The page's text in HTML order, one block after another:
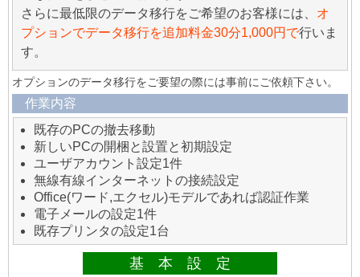
さらに最低限のデータ移行をご希望のお客様には、 オ
プションでデータ移行を追加料金30分1,000円で行いま
す。
オプションのデータ移行をご要望の際には事前にご依頼下さい。
作業内容
既存のPCの撤去移動
新しいPCの開梱と設置と初期設定
ユーザアカウント設定1件
無線有線インターネットの接続設定
Office(ワード,エクセル)モデルであれば認証作業
電子メールの設定1件
既存プリンタの設定1台
基 本 設 定